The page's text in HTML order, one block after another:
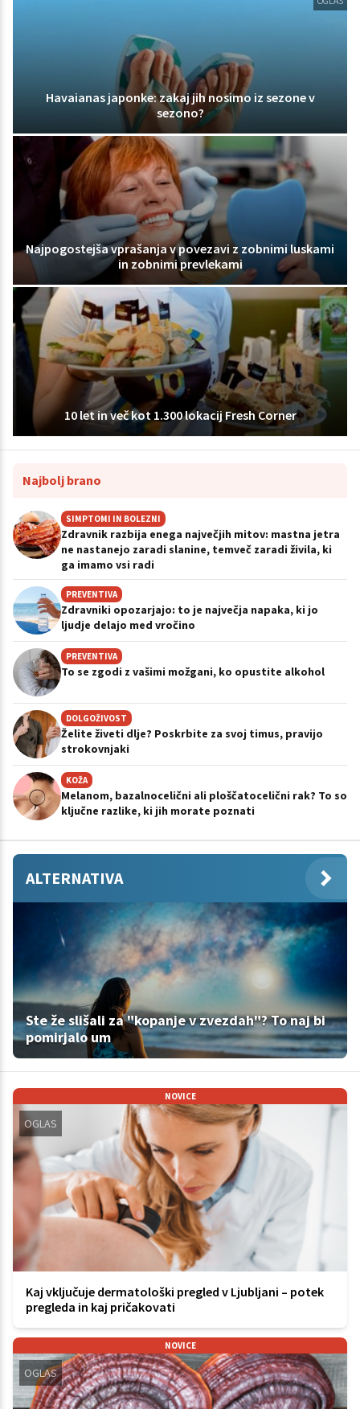
Havaianas japonke: zakaj jih nosimo iz sezone v
sezono?
Najpogostejša vprašanja v povezavi z zobnimi luskami
in zobnimi prevlekami
10 let in več kot 1.300 lokacij Fresh Corner
Najbolj brano
SIMPTOMI IN BOLEZNI
Zdravnik razbija enega največjih mitov: mastna jetra
ne nastanejo zaradi slanine, temveč zaradi živila, ki
ga imamo vsi radi
PREVENTIVA
Zdravniki opozarjajo: to je največja napaka, ki jo
ljudje delajo med vročino
PREVENTIVA
To se zgodi z vašimi možgani, ko opustite alkohol
DOLGOŽIVOST
Želite živeti dlje? Poskrbite za svoj timus, pravijo
strokovnjaki
KOŽA
Melanom, bazalnocelični ali ploščatocelični rak? To so
ključne razlike, ki jih morate poznati
ALTERNATIVA
Ste že slišali za "kopanje v zvezdah"? To naj bi
pomirjalo um
NOVICE
OGLAS
Kaj vključuje dermatološki pregled v Ljubljani – potek
pregleda in kaj pričakovati
NOVICE
OGLAS